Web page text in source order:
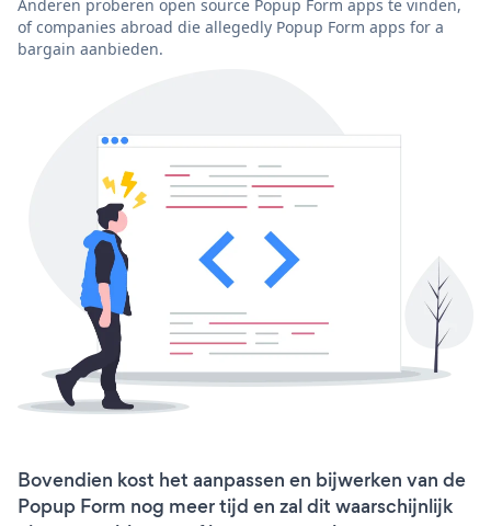
Anderen proberen open source Popup Form apps te vinden,
of companies abroad die allegedly Popup Form apps for a
bargain aanbieden.
Bovendien kost het aanpassen en bijwerken van de
Popup Form nog meer tijd en zal dit waarschijnlijk